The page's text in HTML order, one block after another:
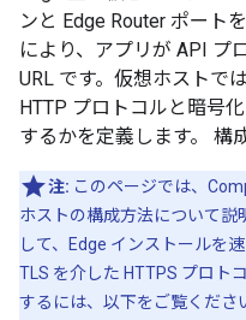
ンと Edge Router ポート
により、アプリが API プ
URL です。仮想ホストで
HTTP プロトコルと暗号
するかを定義します。 構
注: このページでは、
ホストの構成方法について説
して、Edge インストールを
TLS を介した HTTPS プロト
するには、以下をご覧くださ